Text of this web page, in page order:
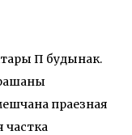
П будынак.
праезная
частка